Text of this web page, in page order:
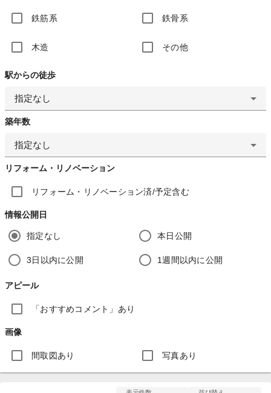
鉄筋系 鉄骨系
木造 その他
駅からの徒歩
指定なし
築年数
指定なし
リフォーム・リノベーション
リフォーム・リノベーション済/予定含む
情報公開日
指定なし 本日公開
3日以内に公開 1週間以内に公開
アピール
「おすすめコメント」あり
画像
間取図あり 写真あり